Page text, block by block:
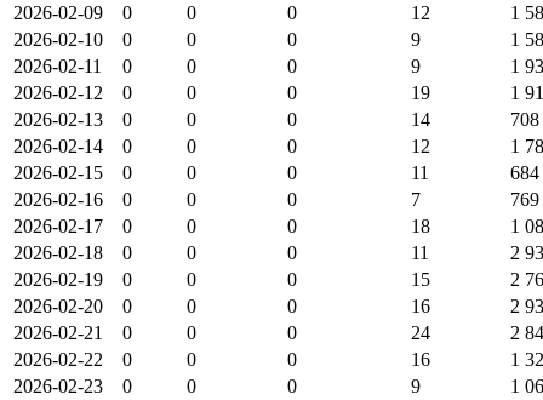
2026-02-09
0 0 0 12
1
2026-02-10
0 0 0 9
1
2026-02-11
0 0 0 9
1
2026-02-12
0 0 0 19
1
2026-02-13
0 0 0 14
708
2026-02-14
0 0 0 12
1
2026-02-15
0 0 0 11
684
2026-02-16
0 0 0 7
769
2026-02-17
0 0 0 18
1
2026-02-18
0 0 0 11
2
2026-02-19
0 0 0 15
2
2026-02-20
0 0 0 16
2
2026-02-21
0 0 0 24
2
2026-02-22
0 0 0 16
1
2026-02-23
0 0 0 9
1